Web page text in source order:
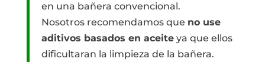
en una bañera convencional.
Nosotros recomendamos que no use
aditivos basados en aceiteya que ellos
dificultaran la limpieza de la bañera.